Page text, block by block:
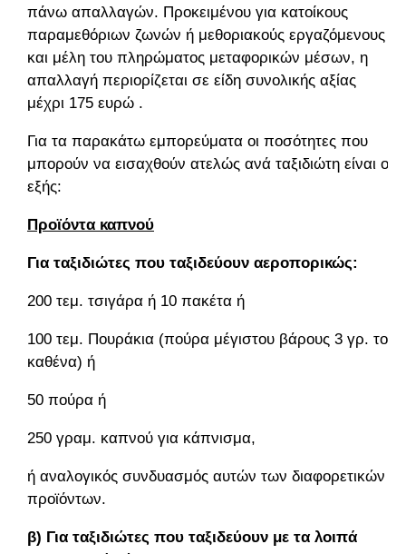
πάνω απαλλαγών. Προκειμένου για κατοίκους
παραμεθόριων ζωνών ή μεθοριακούς εργαζόμενους
και μέλη του πληρώματος μεταφορικών μέσων, η
απαλλαγή περιορίζεται σε είδη συνολικής αξίας
μέχρι 175 ευρώ .
Για τα παρακάτω εμπορεύματα οι ποσότητες που
μπορούν να εισαχθούν ατελώς ανά ταξιδιώτη είναι οι
εξής:
Προϊόντα καπνού
Για ταξιδιώτες που ταξιδεύουν αεροπορικώς:
200 τεμ. τσιγάρα ή 10 πακέτα ή
100 τεμ. Πουράκια (πούρα μέγιστου βάρους 3 γρ. το
καθένα) ή
50 πούρα ή
250 γραμ. καπνού για κάπνισμα,
ή αναλογικός συνδυασμός αυτών των διαφορετικών
προϊόντων.
β) Για ταξιδιώτες που ταξιδεύουν με τα λοιπά